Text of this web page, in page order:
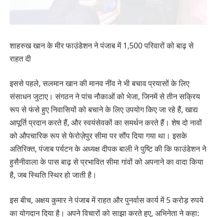
शाहरुख खान के मीर फाउंडेशन ने पंजाब में 1,500 परिवारों को बाढ़ से
राहत दी
इससे पहले, सलमान खान की मानव नींव ने भी बचाव प्रयासों के लिए
संसाधन जुटाए। संगठन ने पांच नौकाओं को भेजा, जिनमें से तीन सक्रिय
रूप से फंसे हुए निवासियों को बचाने के लिए उपयोग किए जा रहे हैं, खाद्य
आपूर्ति प्रदान करते हैं, और स्वयंसेवकों का समर्थन करते हैं। शेष दो नावों
को औपचारिक रूप से फेरोज़ेपुर सीमा पर सौंप दिया गया था। इसके
अतिरिक्त, पंजाब पर्यटन के अध्यक्ष दीपक बाली ने पुष्टि की कि फाउंडेशन ने
हुसैनीवाला के पास बाढ़ से प्रभावित सीमा गांवों को अपनाने का वादा किया
है, जब स्थिति स्थिर हो जाती है।
इस बीच, अक्षय कुमार ने पंजाब में राहत और पुनर्वास कार्य में 5 करोड़ रुपये
का योगदान दिया है। अपने विचारों को साझा करते हुए, अभिनेता ने कहा: